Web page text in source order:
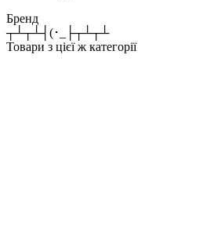
Бренд
┬┴┬┴┤(･_├┬┴┬┴
Товари з цієї ж категорії